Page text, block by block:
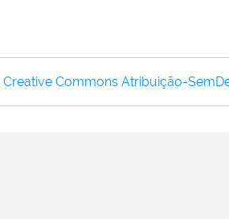
Creative Commons Atribuição-